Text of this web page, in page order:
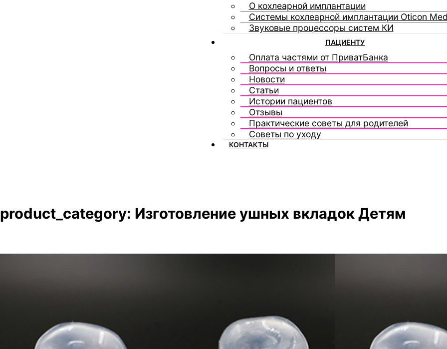
О кохлеарной имплантации
Системы кохлеарной имплантации Oticon
Звуковые процессоры систем КИ
ПАЦИЕНТУ
Оплата частями от ПриватБанка
Вопросы и ответы
Новости
Статьи
Истории пациентов
Отзывы
Практические советы для родителей
Советы по уходу
КОНТАКТЫ
product_category: Изготовление ушных вкладок Детям